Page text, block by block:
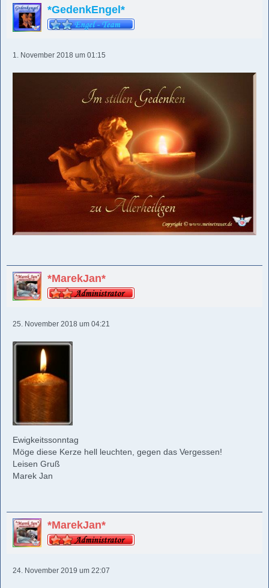
*GedenkEngel*
1. November 2018 um 01:15
*MarekJan*
25. November 2018 um 04:21
Ewigkeitssonntag
Möge diese Kerze hell leuchten, gegen das Vergessen!
Leisen Gruß
Marek Jan
*MarekJan*
24. November 2019 um 22:07